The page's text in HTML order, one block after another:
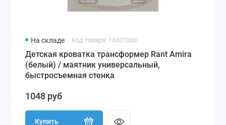
На складе Код товара: 10437060
Детская кроватка трансформер Rant Amira
(белый) / маятник универсальный,
быстросъемная стенка
1048 руб
Купить